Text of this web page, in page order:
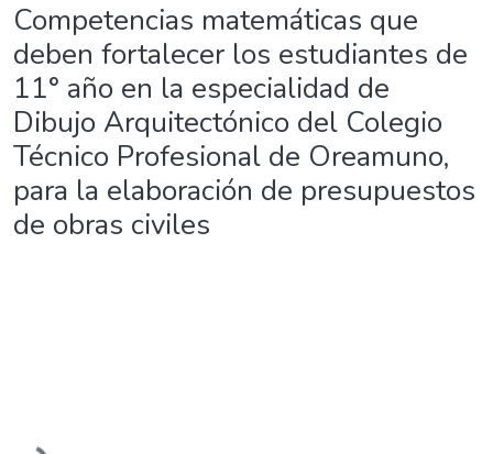
Competencias matemáticas que
deben fortalecer los estudiantes de
11° año en la especialidad de
Dibujo Arquitectónico del Colegio
Técnico Profesional de Oreamuno,
para la elaboración de presupuestos
de obras civiles